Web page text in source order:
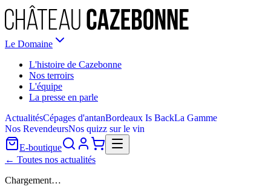
Le Domaine
L'histoire de Cazebonne
Nos terroirs
L'équipe
La presse en parle
ActualitésCépages d'antanBordeaux Is BackLa Gamme
Nos RevendeursNos quizz sur le vin
E-boutique
← Toutes nos actualités
Chargement…